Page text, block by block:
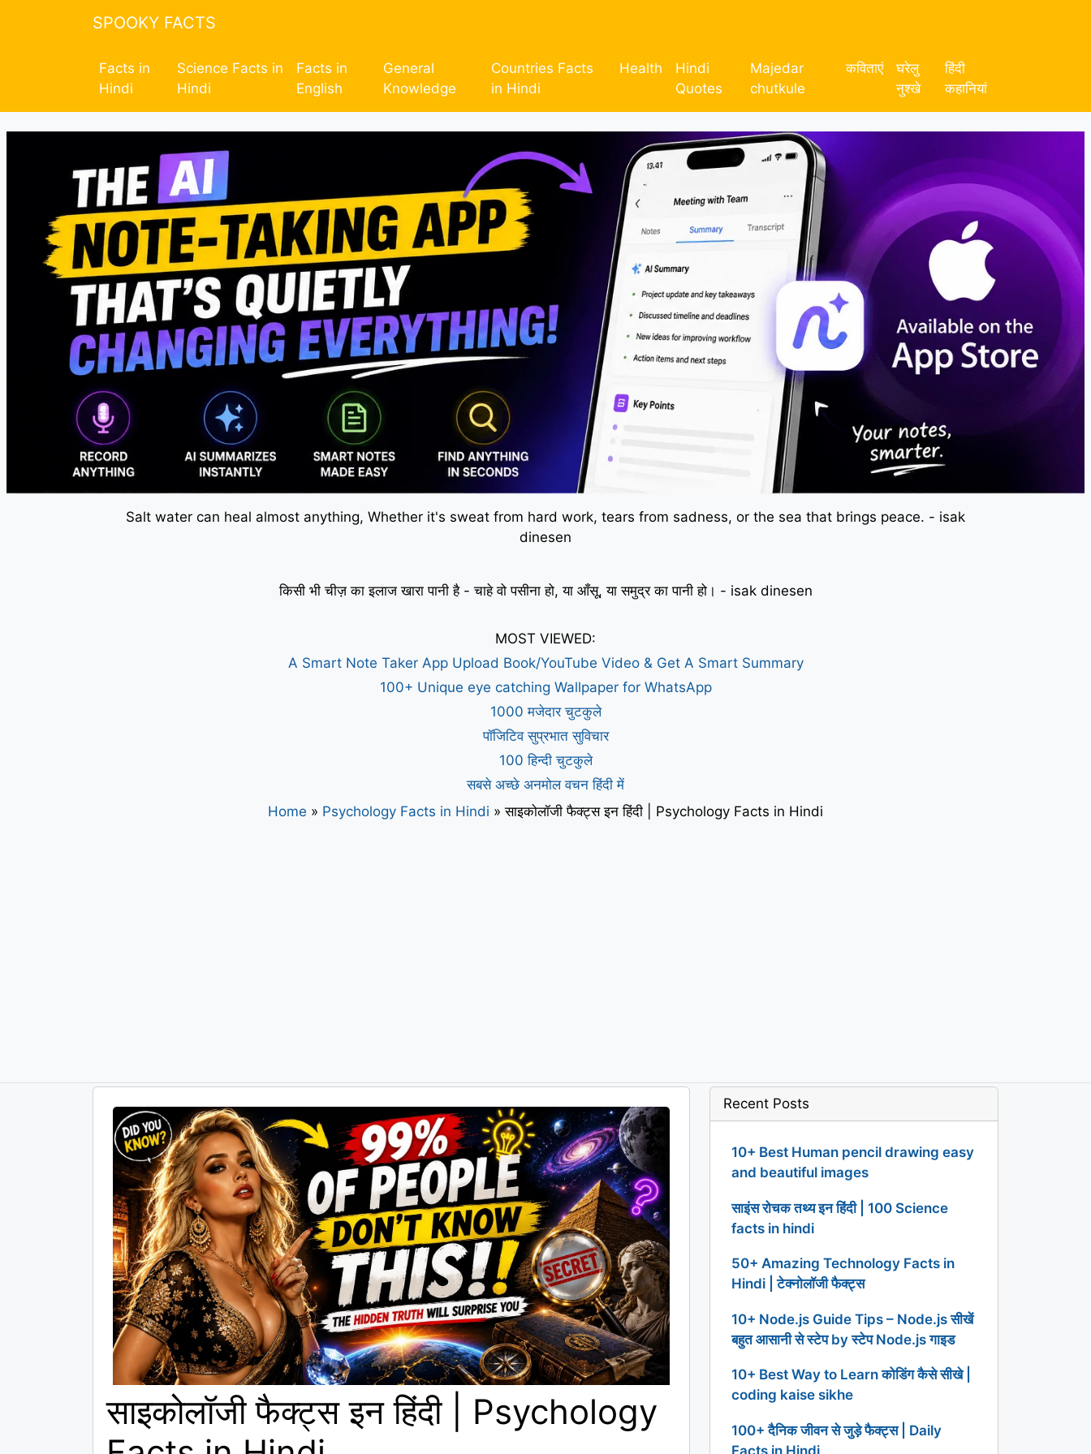
SPOOKY FACTS
Facts in
Hindi
Science Facts in
Hindi
Facts in
English
General
Knowledge
Countries Facts
in Hindi
Health
Hindi
Quotes
Majedar
chutkule
कविताएं
घरेलु
नुश्खे
हिंदी
कहानियां
Salt water can heal almost anything, Whether it's sweat from hard work, tears from sadness, or the sea that brings peace. - isak
dinesen
किसी भी चीज़ का इलाज खारा पानी है - चाहे वो पसीना हो, या आँसू, या समुद्र का पानी हो। - isak dinesen
MOST VIEWED:
A Smart Note Taker App Upload Book/YouTube Video & Get A Smart Summary
100+ Unique eye catching Wallpaper for WhatsApp
1000 मजेदार चुटकुले
पॉजिटिव सुप्रभात सुविचार
100 हिन्दी चुटकुले
सबसे अच्छे अनमोल वचन हिंदी में
Home » Psychology Facts in Hindi »साइकोलॉजी फैक्ट्स इन हिंदी | Psychology Facts in Hindi
साइकोलॉजी फैक्ट्स इन हिंदी | Psychology
Recent Posts
10+ Best Human pencil drawing easy
and beautiful images
साइंस रोचक तथ्य इन हिंदी | 100 Science
facts in hindi
50+ Amazing Technology Facts in
Hindi | टेक्नोलॉजी फैक्ट्स
10+ Node.js Guide Tips – Node.js सीखें
बहुत आसानी से स्टेप by स्टेप Node.js गाइड
10+ Best Way to Learn कोडिंग कैसे सीखे |
coding kaise sikhe
100+ दैनिक जीवन से जुड़े फैक्ट्स | Daily
Facts in Hindi